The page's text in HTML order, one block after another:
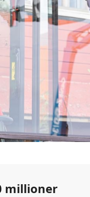
millioner